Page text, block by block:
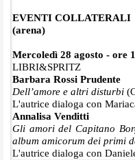
EVENTI COLLATERALI
(arena)
Mercoledì 28 agosto - ore
LIBRI&SPRITZ
Barbara Rossi Prudente
Dell’amore e altri disturbi
L'autrice dialoga con
Annalisa Venditti
Gli amori del Capitano
album amicorum dei primi
L'autrice dialoga con